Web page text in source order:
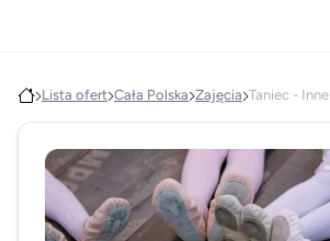
Lista ofert Cała Polska Zajęcia Taniec - Inne